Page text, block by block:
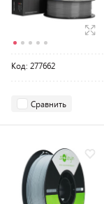
Код: 277662
Сравнить